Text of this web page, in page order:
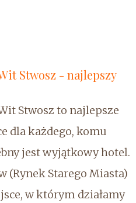
Stwosz - najlepszy
Stwosz to najlepsze
dla każdego, komu
jest wyjątkowy hotel.
(Rynek Starego Miasta)
w którym działamy